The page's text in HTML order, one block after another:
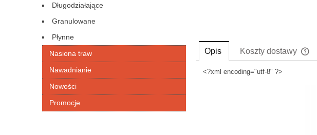
Długodziałające
Granulowane
Płynne
Nasiona traw
Nawadnianie
Nowości
Promocje
Opis Koszty dostawy
<?xml encoding="utf-8" ?>